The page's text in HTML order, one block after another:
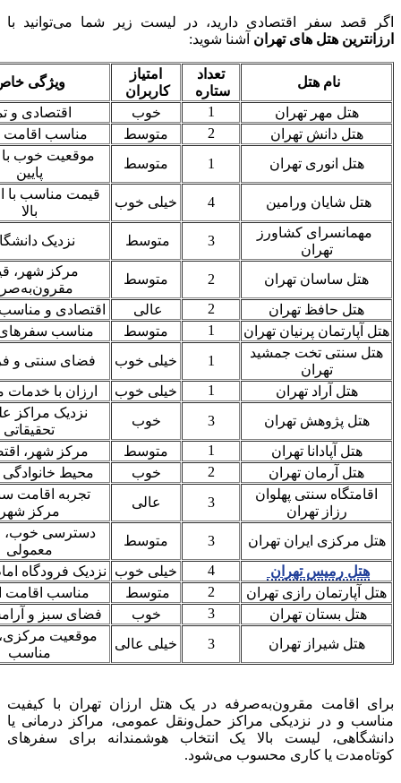
اگر قصد سفر اقتصادی دارید، در لیست زیر شما می‌توانید با
ارزانترین هتل های تهران آشنا شوید:
نام هتل
تعداد
ستاره
امتیاز
کاربران
ویژگی
هتل مهر تهران
1 خوب
اقتصادی و
هتل دانش تهران
2 متوسط
مناسب اقامت
هتل انوری تهران
1 متوسط
موقعیت خوب
پایین
هتل شایان ورامین
4 خیلی خوب
قیمت مناسب با
بالا
مهمانسرای کشاورز
تهران
3 متوسط نزدیک
هتل ساسان تهران 2 متوسط
مرکز شهر،
هتل حافظ تهران
2 عالی
اقتصادی و مناسب
هتل آپارتمان پرنیان تهران
1 متوسط
مناسب سفرهای
هتل سنتی تخت جمشید
تهران
1 خیلی خوب
فضای سنتی و
هتل آراد تهران
1 خیلی خوب
ارزان با
هتل پژوهش تهران
3 خوب
نزدیک مراکز
تحقیقاتی
هتل آپادانا تهران
1 متوسط
مرکز شهر،
هتل آرمان تهران
2 خوب
محیط خانوادگی
اقامتگاه سنتی پهلوان
رزاز تهران
3 عالی
تجربه اقامت
مرکز
هتل مرکزی ایران تهران
3 متوسط
دسترسی خوب،
معمولی
هتل رمیس تهران
4 خیلی خوب
نزدیک فرودگاه
هتل آپارتمان رازی تهران
2 متوسط
مناسب اقامت
هتل بستان تهران
3 خوب
فضای سبز و
هتل شیراز تهران
3 خیلی عالی
موقعیت
مناسب
برای اقامت مقرون‌به‌صرفه در یک هتل ارزان تهران با کیفیت
مناسب و در نزدیکی مراکز حمل‌ونقل عمومی، مراکز درمانی یا
دانشگاهی، لیست بالا یک انتخاب هوشمندانه برای سفرهای
کوتاه‌مدت یا کاری محسوب می‌شود.